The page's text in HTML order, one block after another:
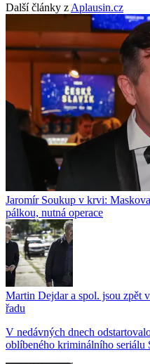
Další články z Aplausin.cz
Jaromír Soukup v krvi:
pálkou, nutná operace
Martin Dejdar a spol. jsou zpět
řadu
V nedávných dnech
oblíbeného kriminálního seriálu